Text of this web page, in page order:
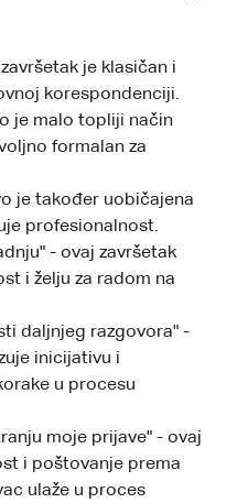
je klasičan i
korespondenciji.
je malo topliji način
formalan za
je također uobičajena
profesionalnost.
- ovaj završetak
i želju za radom na
daljnjeg razgovora" -
inicijativu i
u procesu
moje prijave" - ovaj
i poštovanje prema
ulaže u proces